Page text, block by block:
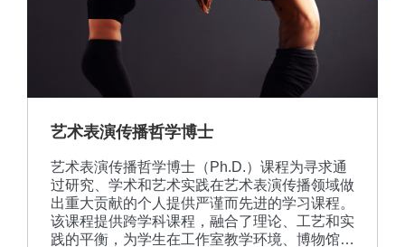
艺术表演传播哲学博士
艺术表演传播哲学博士（Ph.D.）课程为寻求通
过研究、学术和艺术实践在艺术表演传播领域做
出重大贡献的个人提供严谨而先进的学习课程。
该课程提供跨学科课程，融合了理论、工艺和实
践的平衡，为学生在工作室教学环境、博物馆和